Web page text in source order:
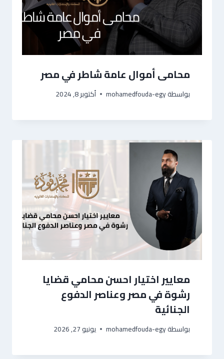
محامى أموال عامة شاطر في مصر
بواسطةmohamedfouda-egy أكتوبر 8, 2024
معايير اختيار احسن محامي قضايا
رشوة في مصر وعناصر الدفوع
الجنائية
بواسطةmohamedfouda-egy يونيو 27, 2026